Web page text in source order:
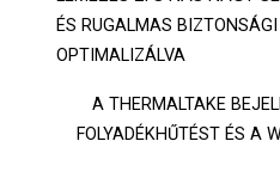
ÉS RUGALMAS
OPTIMALIZÁLVA
A THERMALTAKE
FOLYADÉKHŰTÉST ÉS A